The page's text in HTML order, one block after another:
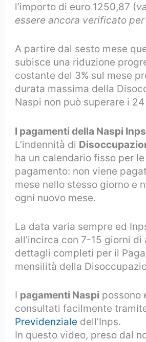
l’importo di euro 1250,87 (
essere ancora verificato
A partire dal sesto mese
subisce una riduzione
costante del 3% sul mese
durata massima della
Naspi non può superare i
I pagamenti della Naspi
L’indennità di
ha un calendario fisso per
pagamento: non viene
mese nello stesso giorno e
ogni nuovo mese.
La data varia sempre ed
all’incirca con 7-15 giorni di
dettagli completi per il
mensilità della
I pagamenti Naspi possono
consultati facilmente
Previdenziale dell’Inps.
In questo video, preso dal